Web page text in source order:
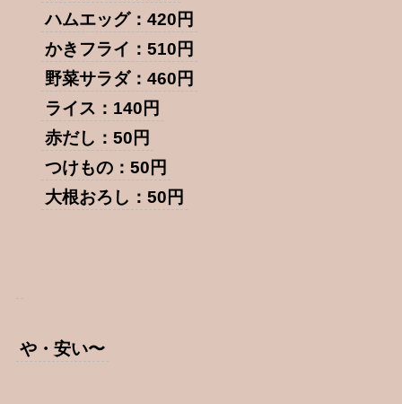
ハムエッグ：420円
かきフライ：510円
野菜サラダ：460円
ライス：140円
赤だし：50円
つけもの：50円
大根おろし：50円
や・安い〜